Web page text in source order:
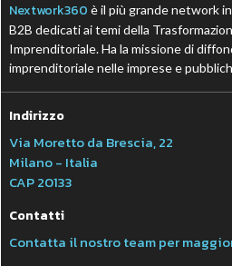
Nextwork360 è il più grande network
B2B dedicati ai temi della
Imprenditoriale. Ha la missione di
imprenditoriale nelle imprese e
Indirizzo
Via Moretto da Brescia, 22
Milano - Italia
CAP 20133
Contatti
Contatta il nostro team per